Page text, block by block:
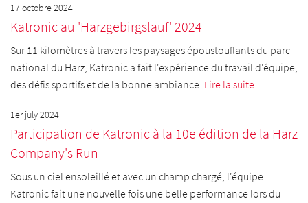
17 octobre 2024
Katronic au 'Harzgebirgslauf' 2024
Sur 11 kilomètres à travers les paysages époustouflants du parc
national du Harz, Katronic a fait l'expérience du travail d'équipe,
des défis sportifs et de la bonne ambiance. Lire la suite ...
1er july 2024
Participation de Katronic à la 10e édition de la Harz
Company's Run
Sous un ciel ensoleillé et avec un champ chargé, l'équipe
Katronic fait une nouvelle fois une belle performance lors du